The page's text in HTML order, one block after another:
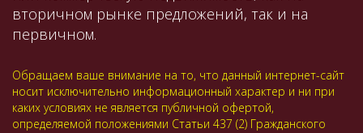
вторичном рынке предложений, так и на
первичном.
Обращаем ваше внимание на то, что данный интернет-сайт
носит исключительно информационный характер и ни при
каких условиях не является публичной офертой,
определяемой положениями Статьи 437 (2) Гражданского